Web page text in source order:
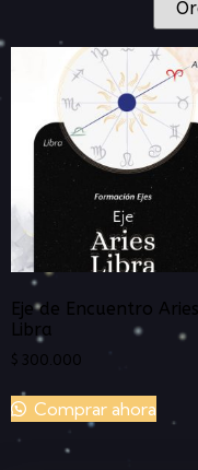
Eje de Encuentro
Libra
$ 300.000
Comprar ahora